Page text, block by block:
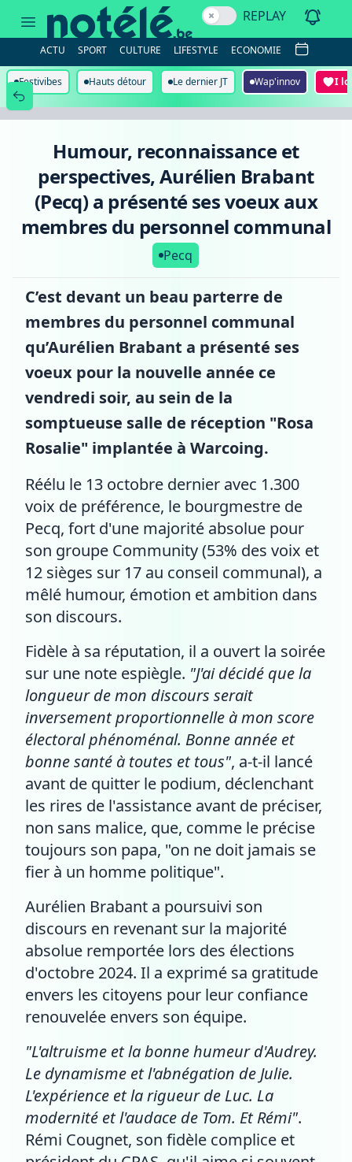
reconnaissance
perspectives,
Brabant
(Pecq)
présenté
ses
personnel
communal
REPLAY
ACTU SPORT CULTURE LIFESTYLE ECONOMIE
Festivibes Hauts détour Le dernier JT Wap'innov I
Humour, reconnaissance et
perspectives, Aurélien Brabant
(Pecq) a présenté ses voeux aux
membres du personnel communal
Pecq
C’est devant un beau parterre de
membres du personnel communal
qu’Aurélien Brabant a présenté ses
voeux pour la nouvelle année ce
vendredi soir, au sein de la
somptueuse salle de réception "Rosa
Rosalie" implantée à Warcoing.
Réélu le 13 octobre dernier avec 1.300
voix de préférence, le bourgmestre de
Pecq, fort d'une majorité absolue pour
son groupe Community (53% des voix et
12 sièges sur 17 au conseil communal), a
mêlé humour, émotion et ambition dans
son discours.
Fidèle à sa réputation, il a ouvert la soirée
sur une note espiègle. "J'ai décidé que la
longueur de mon discours serait
inversement proportionnelle à mon score
électoral phénoménal. Bonne année et
bonne santé à toutes et tous", a-t-il lancé
avant de quitter le podium, déclenchant
les rires de l'assistance avant de préciser,
non sans malice, que, comme le précise
toujours son papa, "on ne doit jamais se
fier à un homme politique".
Aurélien Brabant a poursuivi son
discours en revenant sur la majorité
absolue remportée lors des élections
d'octobre 2024. Il a exprimé sa gratitude
envers les citoyens pour leur confiance
renouvelée envers son équipe.
"L'altruisme et la bonne humeur d'Audrey.
Le dynamisme et l'abnégation de Julie.
L'expérience et la rigueur de Luc. La
modernité et l'audace de Tom. Et Rémi".
Rémi Cougnet, son fidèle complice et